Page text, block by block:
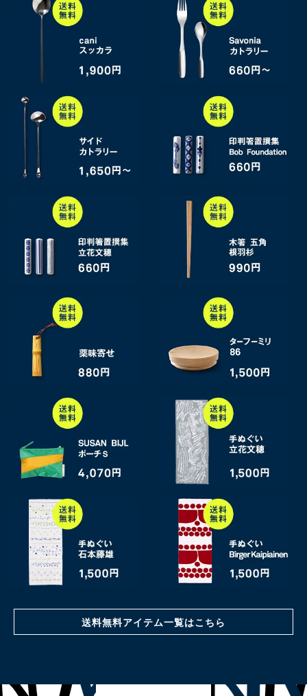
送料無料アイテム一覧はこちら